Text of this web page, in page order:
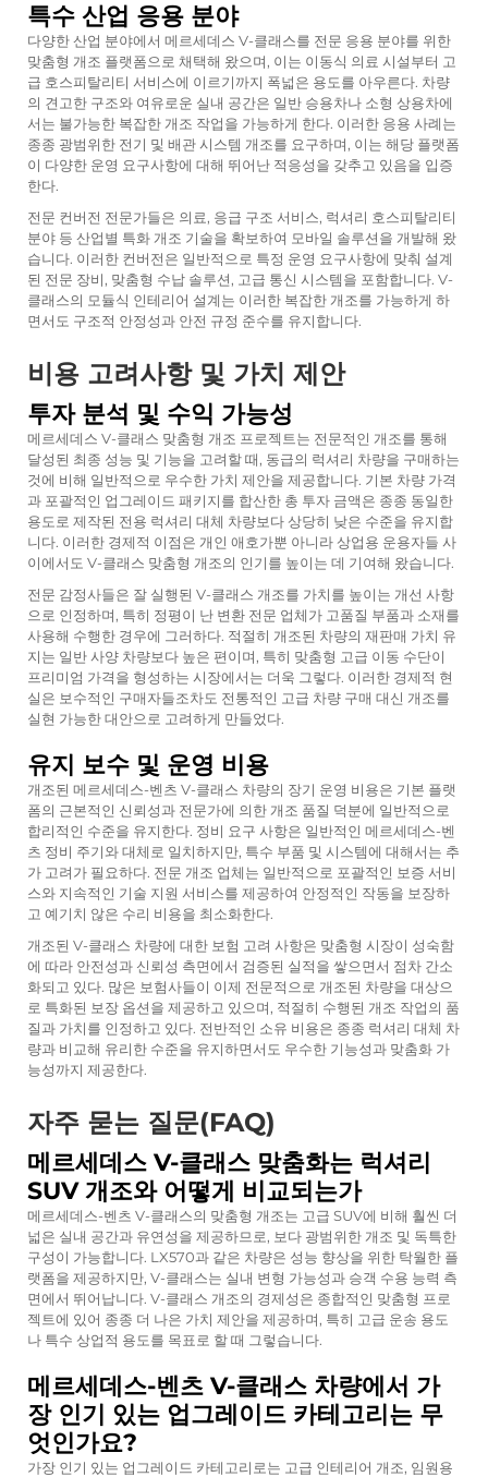
특수 산업 응용 분야
다양한 산업 분야에서 메르세데스 V-클래스를 전문 응용 분야를 위한
맞춤형 개조 플랫폼으로 채택해 왔으며, 이는 이동식 의료 시설부터 고
급 호스피탈리티 서비스에 이르기까지 폭넓은 용도를 아우른다. 차량
의 견고한 구조와 여유로운 실내 공간은 일반 승용차나 소형 상용차에
서는 불가능한 복잡한 개조 작업을 가능하게 한다. 이러한 응용 사례는
종종 광범위한 전기 및 배관 시스템 개조를 요구하며, 이는 해당 플랫폼
이 다양한 운영 요구사항에 대해 뛰어난 적응성을 갖추고 있음을 입증
한다.
전문 컨버전 전문가들은 의료, 응급 구조 서비스, 럭셔리 호스피탈리티
분야 등 산업별 특화 개조 기술을 확보하여 모바일 솔루션을 개발해 왔
습니다. 이러한 컨버전은 일반적으로 특정 운영 요구사항에 맞춰 설계
된 전문 장비, 맞춤형 수납 솔루션, 고급 통신 시스템을 포함합니다. V-
클래스의 모듈식 인테리어 설계는 이러한 복잡한 개조를 가능하게 하
면서도 구조적 안정성과 안전 규정 준수를 유지합니다.
비용 고려사항 및 가치 제안
투자 분석 및 수익 가능성
메르세데스 V-클래스 맞춤형 개조 프로젝트는 전문적인 개조를 통해
달성된 최종 성능 및 기능을 고려할 때, 동급의 럭셔리 차량을 구매하는
것에 비해 일반적으로 우수한 가치 제안을 제공합니다. 기본 차량 가격
과 포괄적인 업그레이드 패키지를 합산한 총 투자 금액은 종종 동일한
용도로 제작된 전용 럭셔리 대체 차량보다 상당히 낮은 수준을 유지합
니다. 이러한 경제적 이점은 개인 애호가뿐 아니라 상업용 운용자들 사
이에서도 V-클래스 맞춤형 개조의 인기를 높이는 데 기여해 왔습니다.
전문 감정사들은 잘 실행된 V-클래스 개조를 가치를 높이는 개선 사항
으로 인정하며, 특히 정평이 난 변환 전문 업체가 고품질 부품과 소재를
사용해 수행한 경우에 그러하다. 적절히 개조된 차량의 재판매 가치 유
지는 일반 사양 차량보다 높은 편이며, 특히 맞춤형 고급 이동 수단이
프리미엄 가격을 형성하는 시장에서는 더욱 그렇다. 이러한 경제적 현
실은 보수적인 구매자들조차도 전통적인 고급 차량 구매 대신 개조를
실현 가능한 대안으로 고려하게 만들었다.
유지 보수 및 운영 비용
개조된 메르세데스-벤츠 V-클래스 차량의 장기 운영 비용은 기본 플랫
폼의 근본적인 신뢰성과 전문가에 의한 개조 품질 덕분에 일반적으로
합리적인 수준을 유지한다. 정비 요구 사항은 일반적인 메르세데스-벤
츠 정비 주기와 대체로 일치하지만, 특수 부품 및 시스템에 대해서는 추
가 고려가 필요하다. 전문 개조 업체는 일반적으로 포괄적인 보증 서비
스와 지속적인 기술 지원 서비스를 제공하여 안정적인 작동을 보장하
고 예기치 않은 수리 비용을 최소화한다.
개조된 V-클래스 차량에 대한 보험 고려 사항은 맞춤형 시장이 성숙함
에 따라 안전성과 신뢰성 측면에서 검증된 실적을 쌓으면서 점차 간소
화되고 있다. 많은 보험사들이 이제 전문적으로 개조된 차량을 대상으
로 특화된 보장 옵션을 제공하고 있으며, 적절히 수행된 개조 작업의 품
질과 가치를 인정하고 있다. 전반적인 소유 비용은 종종 럭셔리 대체 차
량과 비교해 유리한 수준을 유지하면서도 우수한 기능성과 맞춤화 가
능성까지 제공한다.
자주 묻는 질문(FAQ)
메르세데스 V-클래스 맞춤화는 럭셔리
SUV 개조와 어떻게 비교되는가
메르세데스-벤츠 V-클래스의 맞춤형 개조는 고급 SUV에 비해 훨씬 더
넓은 실내 공간과 유연성을 제공하므로, 보다 광범위한 개조 및 독특한
구성이 가능합니다. LX570과 같은 차량은 성능 향상을 위한 탁월한 플
랫폼을 제공하지만, V-클래스는 실내 변형 가능성과 승객 수용 능력 측
면에서 뛰어납니다. V-클래스 개조의 경제성은 종합적인 맞춤형 프로
젝트에 있어 종종 더 나은 가치 제안을 제공하며, 특히 고급 운송 용도
나 특수 상업적 용도를 목표로 할 때 그렇습니다.
메르세데스-벤츠 V-클래스 차량에서 가
장 인기 있는 업그레이드 카테고리는 무
엇인가요?
가장 인기 있는 업그레이드 카테고리로는 고급 인테리어 개조, 임원용